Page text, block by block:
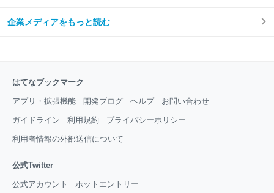
企業メディアをもっと読む
はてなブックマーク
アプリ・拡張機能 開発ブログ ヘルプ お問い合わせ
ガイドライン 利用規約 プライバシーポリシー
利用者情報の外部送信について
公式Twitter
公式アカウント ホットエントリー